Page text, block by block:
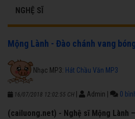
NGHỆ SĨ
Mộng Lành - Đào chánh vang
Nhạc MP3: Hát Chầu Văn MP3
16/07/2018 12:02:55 CH Admin 0
(cailuong.net) - Nghệ sĩ Mộng Lành